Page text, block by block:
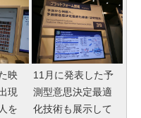
映
現
を
11月に発表した予
測型意思決定最適
化技術も展示して